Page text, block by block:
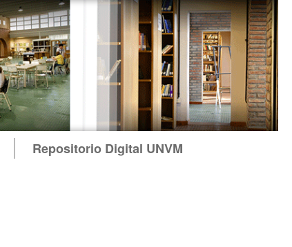
Repositorio Digital UNVM